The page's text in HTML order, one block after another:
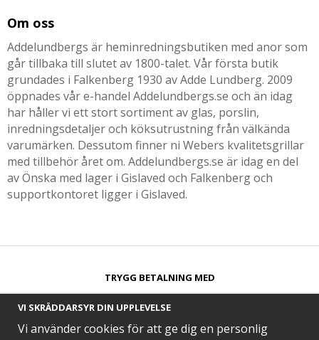
Om oss
Addelundbergs är heminredningsbutiken med anor som
går tillbaka till slutet av 1800-talet. Vår första butik
grundades i Falkenberg 1930 av Adde Lundberg. 2009
öppnades vår e-handel Addelundbergs.se och än idag
har håller vi ett stort sortiment av glas, porslin,
inredningsdetaljer och köksutrustning från välkända
varumärken. Dessutom finner ni Webers kvalitetsgrillar
med tillbehör året om. Addelundbergs.se är idag en del
av Önska med lager i Gislaved och Falkenberg och
supportkontoret ligger i Gislaved.
TRYGG BETALNING MED​
VI SKRÄDDARSYR DIN UPPLEVELSE
Vi använder cookies för att ge dig en personlig